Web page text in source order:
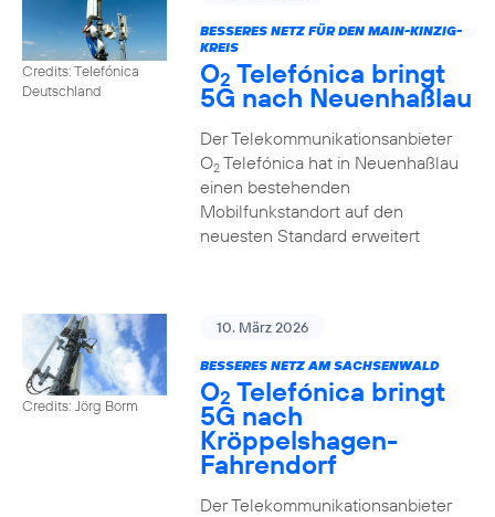
Credits: Telefónica
Deutschland
BESSERES NETZ FÜR DEN MAIN-KINZIG-
KREIS
O2 Telefónica bringt
5G nach Neuenhaßlau
Der Telekommunikationsanbieter
O2Telefónica hat in Neuenhaßlau
einen bestehenden
Mobilfunkstandort auf den
neuesten Standard erweitert
Credits: Jörg Borm
10. März 2026
BESSERES NETZ AM SACHSENWALD
O2 Telefónica bringt
5G nach
Kröppelshagen-
Fahrendorf
Der Telekommunikationsanbieter